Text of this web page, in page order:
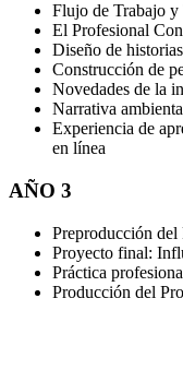
Flujo de Trabajo y
El Profesional
Diseño de
Construcción de
Novedades de la
Narrativa
Experiencia de
en línea
AÑO 3
Preproducción del
Proyecto final:
Práctica
Producción del